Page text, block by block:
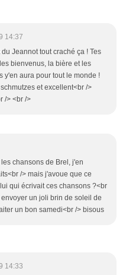
14:37
Jeannot tout craché ça ! Tes
bienvenus, la bière et les
y'en aura pour tout le monde !
et excellent<br />
/> <br />
chansons de Brel, j'en
/> mais j'avoue que ce
qui écrivait ces chansons ?<br
un joli brin de soleil de
un bon samedi<br /> bisous
14:33